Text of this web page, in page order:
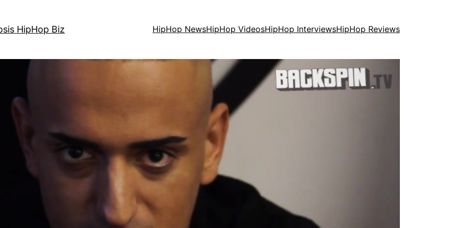
HipHop Biz HipHop NewsHipHop VideosHipHop InterviewsHipHop Reviews